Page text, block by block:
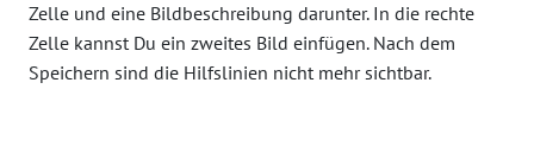
Zelle und eine Bildbeschreibung darunter. In die rechte
Zelle kannst Du ein zweites Bild einfügen. Nach dem
Speichern sind die Hilfslinien nicht mehr sichtbar.